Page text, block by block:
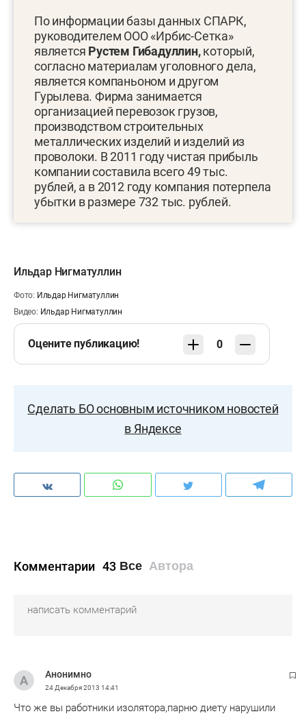
По информации базы данных СПАРК,
руководителем ООО «Ирбис-Сетка»
является Рустем Гибадуллин,который,
согласно материалам уголовного дела,
является компаньоном и другом
Гурылева. Фирма занимается
организацией перевозок грузов,
производством строительных
металлических изделий и изделий из
проволоки. В 2011 году чистая прибыль
компании составила всего 49 тыс.
рублей, а в 2012 году компания потерпела
убытки в размере 732 тыс. рублей.
Ильдар Нигматуллин
Фото: Ильдар Нигматуллин
Видео: Ильдар Нигматуллин
Оцените публикацию! 0
Сделать БО основным источником новостей
в Яндексе
Комментарии 43 Все Автора
Анонимно
24 Декабря 2013 14:41
Что же вы работники изолятора,парню диету нарушили